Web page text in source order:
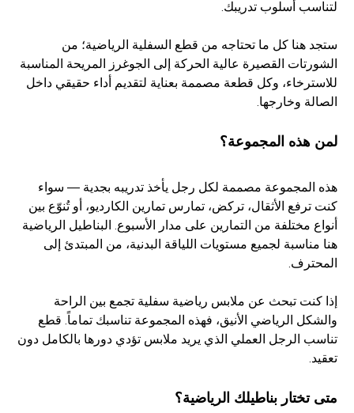
لتناسب أسلوب تدريبك.
ستجد هنا كل ما تحتاجه من قطع السفلية الرياضية؛ من
الشورتات القصيرة عالية الحركة إلى الجوغرز المريحة المناسبة
للاسترخاء، وكل قطعة مصممة بعناية لتقديم أداء حقيقي داخل
الصالة وخارجها.
لمن هذه المجموعة؟
هذه المجموعة مصممة لكل رجل يأخذ تدريبه بجدية — سواء
كنت ترفع الأثقال، تركض، تمارس تمارين الكارديو، أو تُنوّع بين
أنواع مختلفة من التمارين على مدار الأسبوع. البناطيل الرياضية
هنا مناسبة لجميع مستويات اللياقة البدنية، من المبتدئ إلى
المحترف.
إذا كنت تبحث عن ملابس رياضية سفلية تجمع بين الراحة
والشكل الرياضي الأنيق، فهذه المجموعة تناسبك تماماً. قطع
تناسب الرجل العملي الذي يريد ملابس تؤدي دورها بالكامل دون
تعقيد.
متى تختار بناطيلك الرياضية؟